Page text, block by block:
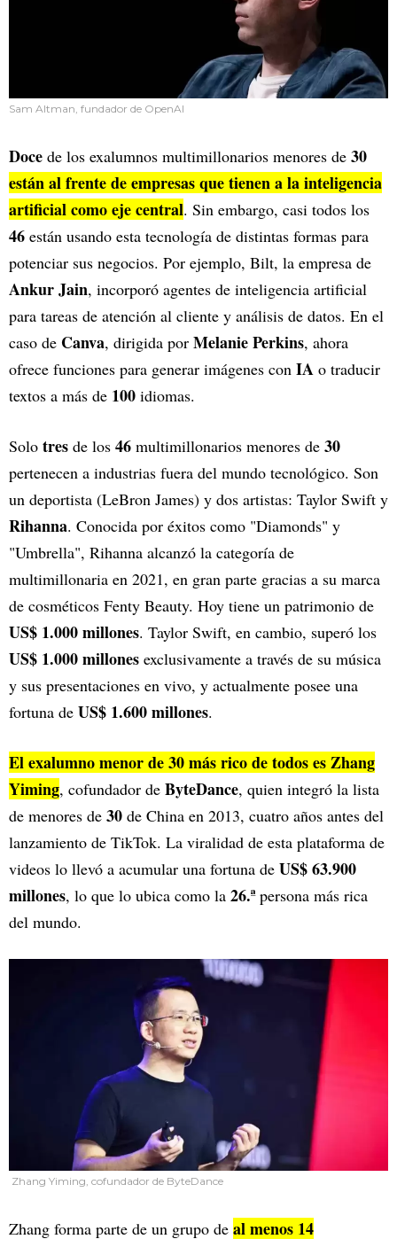
Sam Altman, fundador de OpenAI
Doce de los exalumnos multimillonarios menores de 30
están al frente de empresas que tienen a la inteligencia
artificial como eje central. Sin embargo, casi todos los
46 están usando esta tecnología de distintas formas para
potenciar sus negocios. Por ejemplo, Bilt, la empresa de
Ankur Jain, incorporó agentes de inteligencia artificial
para tareas de atención al cliente y análisis de datos. En el
caso de Canva, dirigida por Melanie Perkins, ahora
ofrece funciones para generar imágenes con IA o traducir
textos a más de 100 idiomas.
Solo tres de los 46 multimillonarios menores de 30
pertenecen a industrias fuera del mundo tecnológico. Son
un deportista (LeBron James) y dos artistas: Taylor Swift y
Rihanna. Conocida por éxitos como "Diamonds" y
"Umbrella", Rihanna alcanzó la categoría de
multimillonaria en 2021, en gran parte gracias a su marca
de cosméticos Fenty Beauty. Hoy tiene un patrimonio de
US$ 1.000 millones. Taylor Swift, en cambio, superó los
US$ 1.000 millones exclusivamente a través de su música
y sus presentaciones en vivo, y actualmente posee una
fortuna de US$ 1.600 millones.
El exalumno menor de 30 más rico de todos es Zhang
Yiming, cofundador de ByteDance, quien integró la lista
de menores de 30 de China en 2013, cuatro años antes del
lanzamiento de TikTok. La viralidad de esta plataforma de
videos lo llevó a acumular una fortuna de US$ 63.900
millones, lo que lo ubica como la 26.ªpersona más rica
del mundo.
Zhang Yiming, cofundador de ByteDance
Zhang forma parte de un grupo de al menos 14